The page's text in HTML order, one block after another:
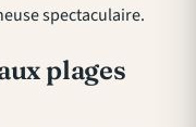
spectaculaire.
plages